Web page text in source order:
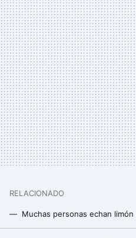
RELACIONADO